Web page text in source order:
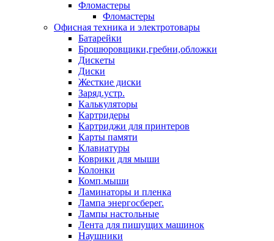
Фломастеры
Фломастеры
Офисная техника и электротовары
Батарейки
Брошюровщики,гребни,обложки
Дискеты
Диски
Жесткие диски
Заряд.устр.
Калькуляторы
Картридеры
Картриджи для принтеров
Карты памяти
Клавиатуры
Коврики для мыши
Колонки
Комп.мыши
Ламинаторы и пленка
Лампа энергосберег.
Лампы настольные
Лента для пишущих машинок
Наушники